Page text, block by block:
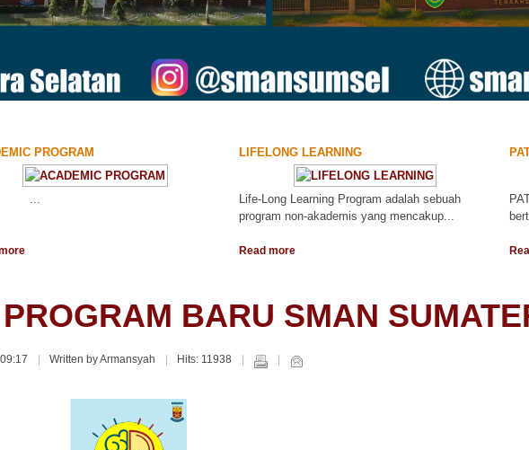
PROGRAM LIFELONG LEARNING
Life-Long Learning Program adalah sebuah
program non-akademis yang mencakup...
Read more
BARU SMAN
Written by Armansyah Hits: 11938